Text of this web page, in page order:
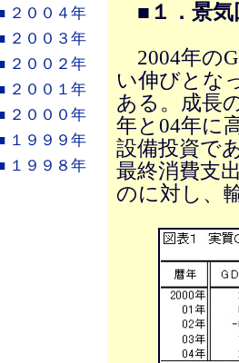
２００４年
２００３年
２００２年
２００１年
２０００年
１９９９年
１９９８年
■１．景気
2004年の
い伸びとな
ある。成長
年と04年に
設備投資で
最終消費支
のに対し、